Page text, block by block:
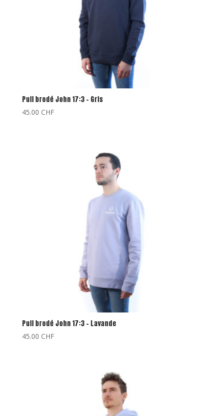
Pull brodé John 17:3 – Gris
45.00 CHF
Pull brodé John 17:3 – Lavande
45.00 CHF